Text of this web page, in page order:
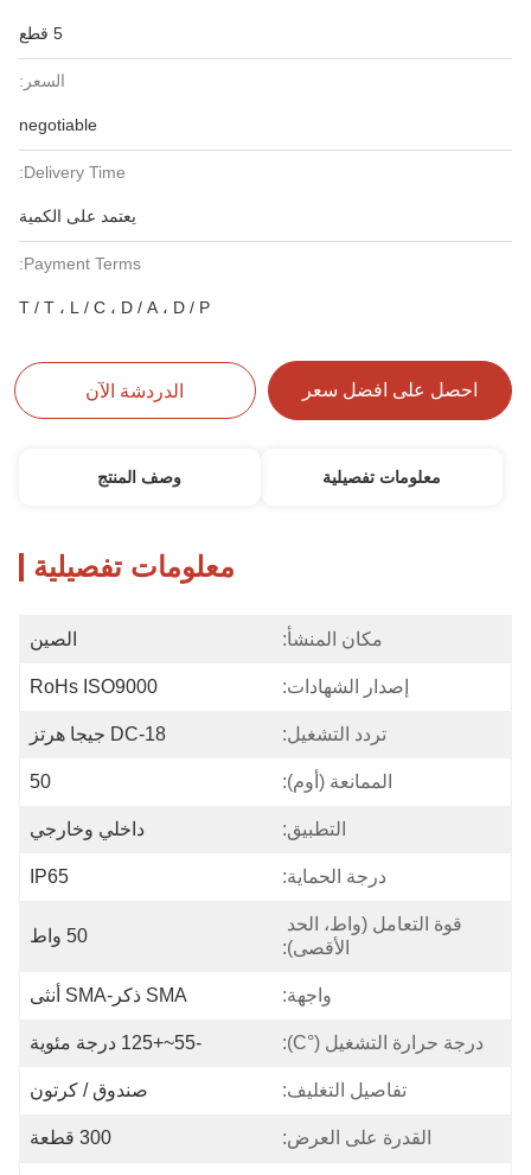
5 قطع
السعر:
negotiable
Delivery Time:
يعتمد على الكمية
Payment Terms:
T / T ، L / C ، D / A ، D / P
احصل على افضل سعر الدردشة الآن
معلومات تفصيلية وصف المنتج
معلومات تفصيلية
مكان المنشأ: الصين
إصدار الشهادات: RoHs ISO9000
تردد التشغيل: DC-18 جيجا هرتز
الممانعة (أوم): 50
التطبيق: داخلي وخارجي
درجة الحماية: IP65
قوة التعامل (واط، الحد
الأقصى):
50 واط
واجهة: SMA ذكر-SMA أنثى
درجة حرارة التشغيل (°C): -55~+125 درجة مئوية
تفاصيل التغليف: صندوق / كرتون
القدرة على العرض: 300 قطعة